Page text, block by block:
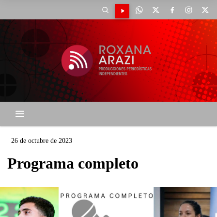
26 de octubre de 2023
Programa completo